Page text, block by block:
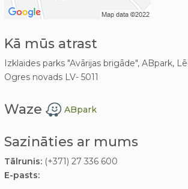
Kā mūs atrast
Izklaides parks "Avārijas brigāde", ABpark,
Ogres novads LV- 5011
Waze ABpark
Sazināties ar mums
Tālrunis:(+371) 27 336 600
E-pasts: